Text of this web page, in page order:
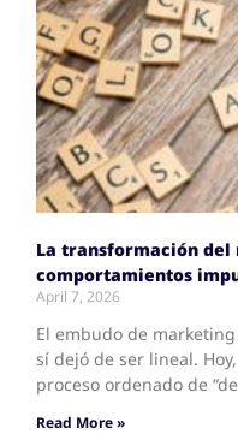
La transformación
comportamientos
April 7, 2026
El embudo de
sí dejó de ser lineal.
proceso ordenado de
Read More »